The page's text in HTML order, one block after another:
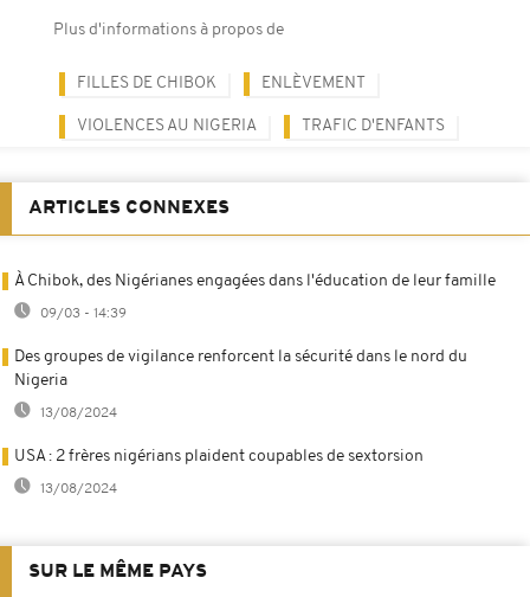
Plus d'informations à propos de
FILLES DE CHIBOK ENLÈVEMENT
VIOLENCES AU NIGERIA TRAFIC D'ENFANTS
ARTICLES CONNEXES
À Chibok, des Nigérianes engagées dans l'éducation de leur famille
09/03 - 14:39
Des groupes de vigilance renforcent la sécurité dans le nord du
Nigeria
13/08/2024
USA : 2 frères nigérians plaident coupables de sextorsion
13/08/2024
SUR LE MÊME PAYS